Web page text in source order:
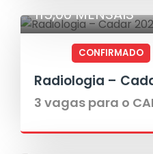
115,00 MENSAIS
CONFIRMADO
Radiologia –
3 vagas para o